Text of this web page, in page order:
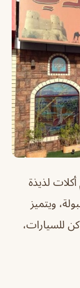
لذيذة
ويتميز
للسيارات،